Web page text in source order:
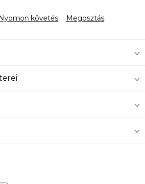
Nyomon követés Megosztás